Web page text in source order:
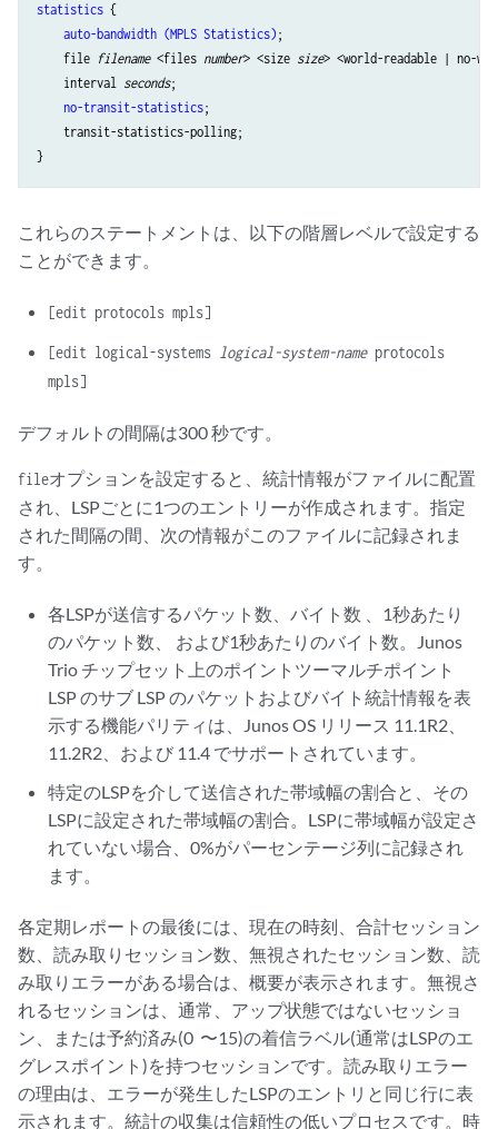
statistics {
auto-bandwidth (MPLS Statistics);
    file
filename <files number> <size size> <world-readable | no-
    interval
seconds;
no-transit-statistics;
    transit-statistics-polling;
これらのステートメントは、以下の階層レベルで設定する
ことができます。
[edit protocols mpls]
[edit logical-systems logical-system-nameprotocols
mpls]
デフォルトの間隔は300 秒です。
fileオプションを設定すると、統計情報がファイルに配置
され、LSPごとに1つのエントリーが作成されます。指定
された間隔の間、次の情報がこのファイルに記録されま
す。
各LSPが送信するパケット数、バイト数 、1秒あたり
のパケット数、 および1秒あたりのバイト数。Junos
Trio チップセット上のポイントツーマルチポイント
LSP のサブ LSP のパケットおよびバイト統計情報を表
示する機能パリティは、Junos OS リリース 11.1R2、
11.2R2、および 11.4 でサポートされています。
特定のLSPを介して送信された帯域幅の割合と、その
LSPに設定された帯域幅の割合。LSPに帯域幅が設定さ
れていない場合、0%がパーセンテージ列に記録され
ます。
各定期レポートの最後には、現在の時刻、合計セッション
数、読み取りセッション数、無視されたセッション数、読
み取りエラーがある場合は、概要が表示されます。無視さ
れるセッションは、通常、アップ状態ではないセッショ
ン、または予約済み(0 〜15)の着信ラベル(通常はLSPのエ
グレスポイント)を持つセッションです。読み取りエラー
の理由は、エラーが発生したLSPのエントリと同じ行に表
示されます。統計の収集は信頼性の低いプロセスです。時